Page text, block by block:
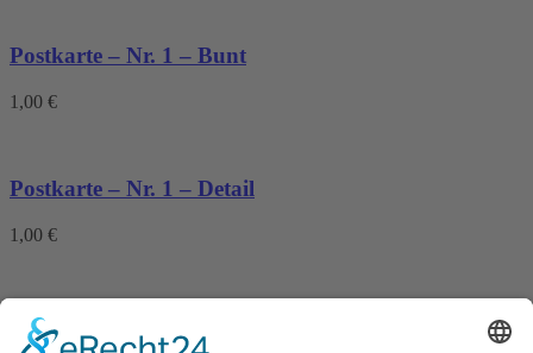
Postkarte – Nr. 1 – Bunt
1,00 €
Postkarte – Nr. 1 – Detail
1,00 €
Postkarte – Nr. 1 – Baby Krack